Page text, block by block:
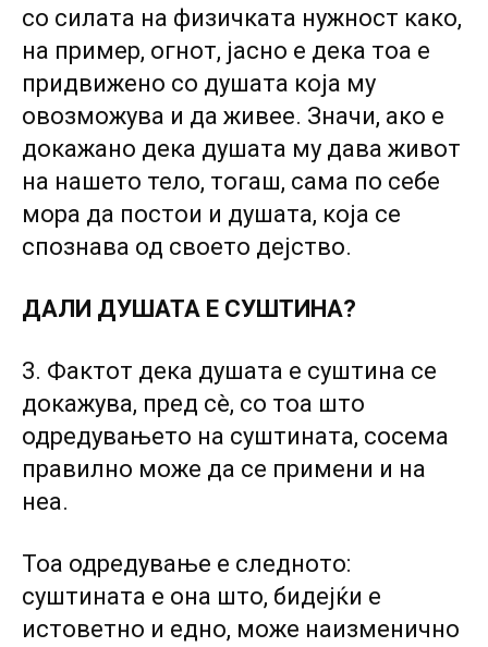
со силата на физичката нужност како,
на пример, огнот, јасно е дека тоа е
придвижено со душата која му
овозможува и да живее. Значи, ако е
докажано дека душата му дава живот
на нашето тело, тогаш, сама по себе
мора да постои и душата, која се
спознава од своето дејство.
ДАЛИ ДУШАТА Е СУШТИНА?
3. Фактот дека душата е суштина се
докажува, пред сè, со тоа што
одредувањето на суштината, сосема
правилно може да се примени и на
неа.
Тоа одредување е следното:
суштината е она што, бидејќи е
истоветно и едно, може наизменично